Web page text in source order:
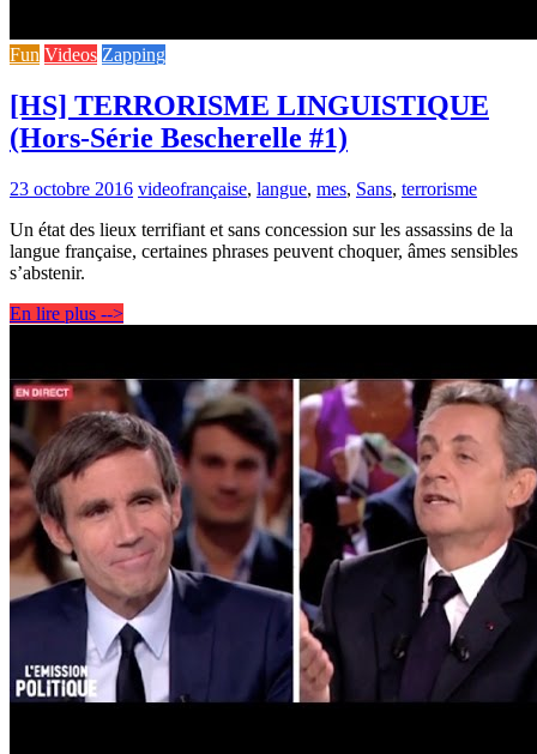
Fun Videos Zapping
[HS] TERRORISME LINGUISTIQUE
(Hors-Série Bescherelle #1)
23 octobre 2016 videofrançaise, langue, mes, Sans, terrorisme
Un état des lieux terrifiant et sans concession sur les assassins de la
langue française, certaines phrases peuvent choquer, âmes sensibles
s’abstenir.
En lire plus -->